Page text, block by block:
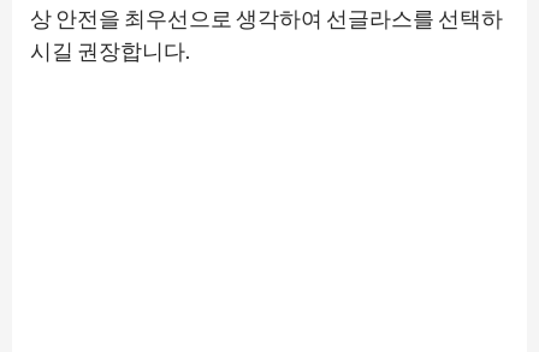
상 안전을 최우선으로 생각하여 선글라스를 선택하
시길 권장합니다.